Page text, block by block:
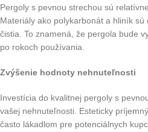
Pergoly s pevnou strechou sú
Materiály ako polykarbonát a hliník
čistia. To znamená, že pergola bude
po rokoch používania.
Zvýšenie hodnoty nehnuteľnosti
Investícia do kvalitnej pergoly s
vašej nehnuteľnosti. Esteticky
často lákadlom pre potenciálnych